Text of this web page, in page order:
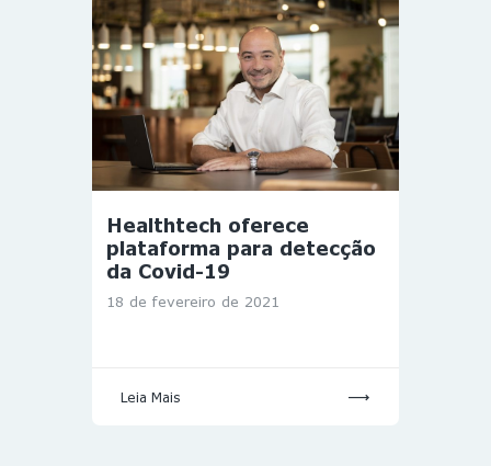
Healthtech oferece
plataforma para detecção
da Covid-19
18 de fevereiro de 2021
Leia Mais